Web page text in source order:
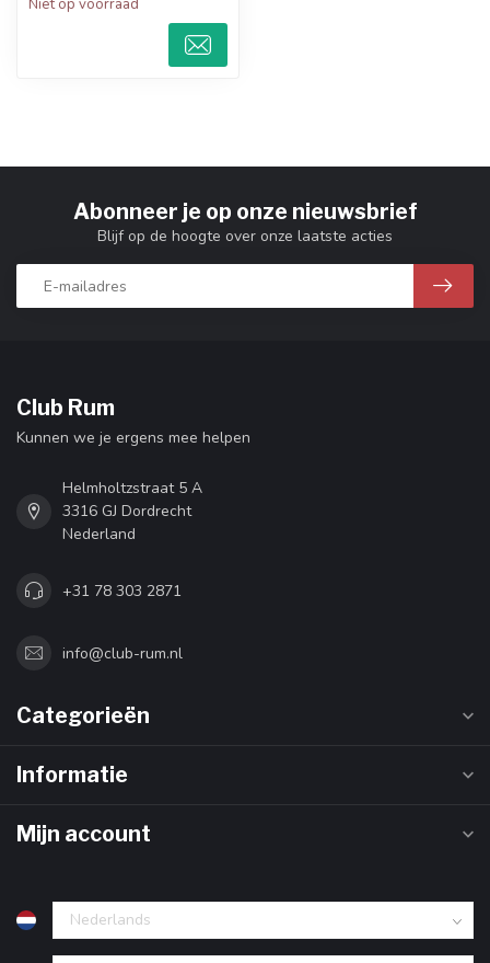
Laat je ver...
Niet op voorraad
Abonneer je op onze nieuwsbrief
Blijf op de hoogte over onze laatste acties
Club Rum
Kunnen we je ergens mee helpen
Helmholtzstraat 5 A
3316 GJ Dordrecht
Nederland
+31 78 303 2871
info@club-rum.nl
Categorieën
Informatie
Mijn account